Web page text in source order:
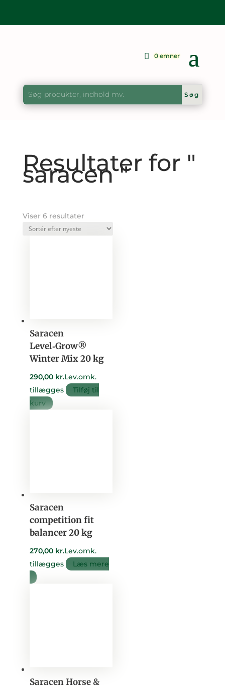
0 emner
Resultater for "
saracen "
Viser 6 resultaterSorteret
seneste
Saracen
Level‑Grow®
Winter Mix 20 kg
290,00 kr.Lev.omk.
tillægges
Tilføj til
kurv
Saracen
competition fit
balancer 20 kg
270,00 kr.Lev.omk.
tillægges
Læs mere
Saracen Horse &